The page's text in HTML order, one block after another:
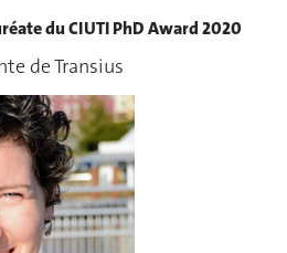
du CIUTI PhD Award 2020
de Transius